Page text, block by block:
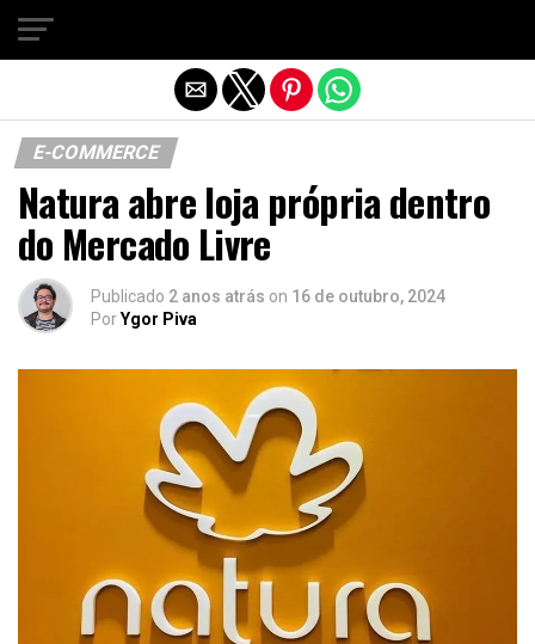
E-COMMERCE
Natura abre loja própria dentro
do Mercado Livre
Publicado 2 anos atrás on 16 de outubro, 2024
PorYgor Piva